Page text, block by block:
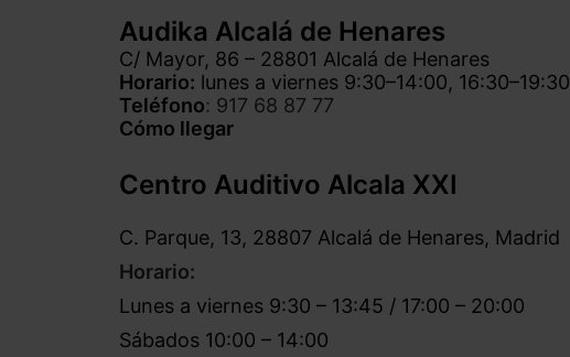
Audika Alcalá de Henares
C/ Mayor, 86 – 28801 Alcalá de Henares
Horario: lunes a viernes 9:30–14:00, 16:30–19:30
Teléfono: 917 68 87 77
Cómo llegar
Centro Auditivo Alcala XXI
C. Parque, 13, 28807 Alcalá de Henares, Madrid
Horario:
Lunes a viernes 9:30 – 13:45 / 17:00 – 20:00
Sábados 10:00 – 14:00